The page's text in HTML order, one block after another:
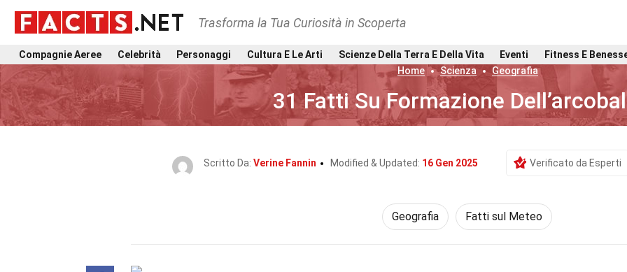
Trasforma la Tua Curiosità in Scoperta
Compagnie Aeree Celebrità Personaggi Cultura E Le Arti Scienze Della Terra E Della Vita Eventi Fitness E
Home
Scienza Geografia
31 Fatti Su Formazione
Scritto Da: Verine Fannin Modified & Updated: 16 Gen 2025 Verificato da Esperti
Geografia Fatti sul Meteo